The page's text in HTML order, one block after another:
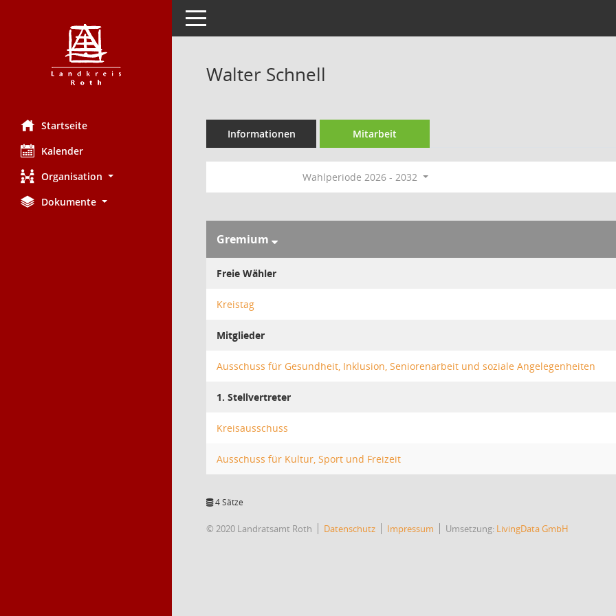
Startseite
Kalender
Organisation
Dokumente
Toggle navigation
Walter Schnell
Informationen Mitarbeit
Wahlperiode 2026 - 2032
Gremium
Freie Wähler
Kreistag
Mitglieder
Ausschuss für Gesundheit, Inklusion, Seniorenarbeit und soziale Angelegenheiten
1. Stellvertreter
Kreisausschuss
Ausschuss für Kultur, Sport und Freizeit
4 Sätze
© 2020 Landratsamt Roth Datenschutz Impressum Umsetzung: LivingData GmbH